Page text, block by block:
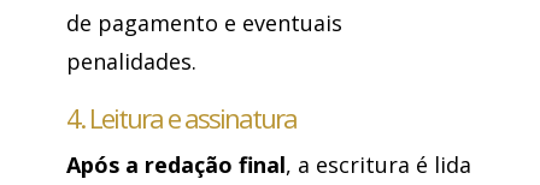
de pagamento e eventuais
penalidades.
4. Leitura e assinatura
Após a redação final, a escritura é lida